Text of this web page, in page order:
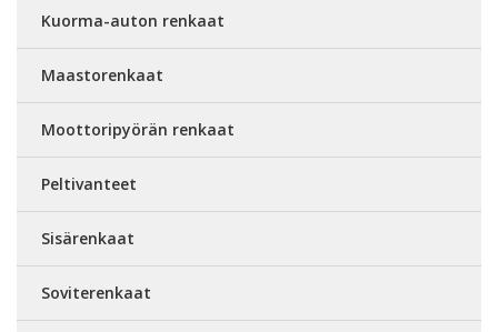
Kuorma-auton renkaat
Maastorenkaat
Moottoripyörän renkaat
Peltivanteet
Sisärenkaat
Soviterenkaat